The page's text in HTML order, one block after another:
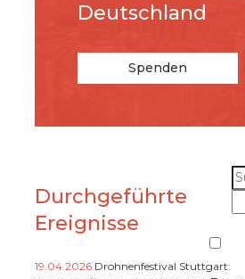
Deutschland
Spenden
Durchgeführte
Ereignisse
19.04.2026 Drohnenfestival Stuttgart: